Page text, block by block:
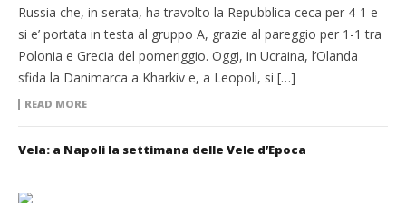
Russia che, in serata, ha travolto la Repubblica ceca per 4-1 e
si e’ portata in testa al gruppo A, grazie al pareggio per 1-1 tra
Polonia e Grecia del pomeriggio. Oggi, in Ucraina, l’Olanda
sfida la Danimarca a Kharkiv e, a Leopoli, si […]
READ MORE
Vela: a Napoli la settimana delle Vele d’Epoca